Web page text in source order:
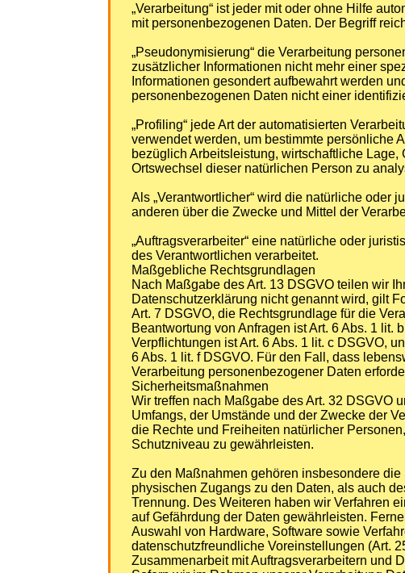
„Verarbeitung“ ist jeder mit oder ohne Hilfe
mit personenbezogenen Daten. Der Begriff
„Pseudonymisierung“ die Verarbeitung
zusätzlicher Informationen nicht mehr einer
Informationen gesondert aufbewahrt werden
personenbezogenen Daten nicht einer
„Profiling“ jede Art der automatisierten
verwendet werden, um bestimmte persönliche
bezüglich Arbeitsleistung, wirtschaftliche
Ortswechsel dieser natürlichen Person zu
Als „Verantwortlicher“ wird die natürliche oder
anderen über die Zwecke und Mittel der
„Auftragsverarbeiter“ eine natürliche oder
des Verantwortlichen verarbeitet.
Maßgebliche Rechtsgrundlagen
Nach Maßgabe des Art. 13 DSGVO teilen wir
Datenschutzerklärung nicht genannt wird, gilt
Art. 7 DSGVO, die Rechtsgrundlage für die
Beantwortung von Anfragen ist Art. 6 Abs. 1
Verpflichtungen ist Art. 6 Abs. 1 lit. c DSGVO,
6 Abs. 1 lit. f DSGVO. Für den Fall, dass
Verarbeitung personenbezogener Daten
Sicherheitsmaßnahmen
Wir treffen nach Maßgabe des Art. 32 DSGVO
Umfangs, der Umstände und der Zwecke der
die Rechte und Freiheiten natürlicher
Schutzniveau zu gewährleisten.
Zu den Maßnahmen gehören insbesondere
physischen Zugangs zu den Daten, als auch
Trennung. Des Weiteren haben wir Verfahren
auf Gefährdung der Daten gewährleisten.
Auswahl von Hardware, Software sowie
datenschutzfreundliche Voreinstellungen (Art.
Zusammenarbeit mit Auftragsverarbeitern und